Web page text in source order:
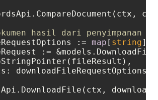
hasil dari penyimpanan
:= map [ string]
:=
downloadFileRequestOptions,